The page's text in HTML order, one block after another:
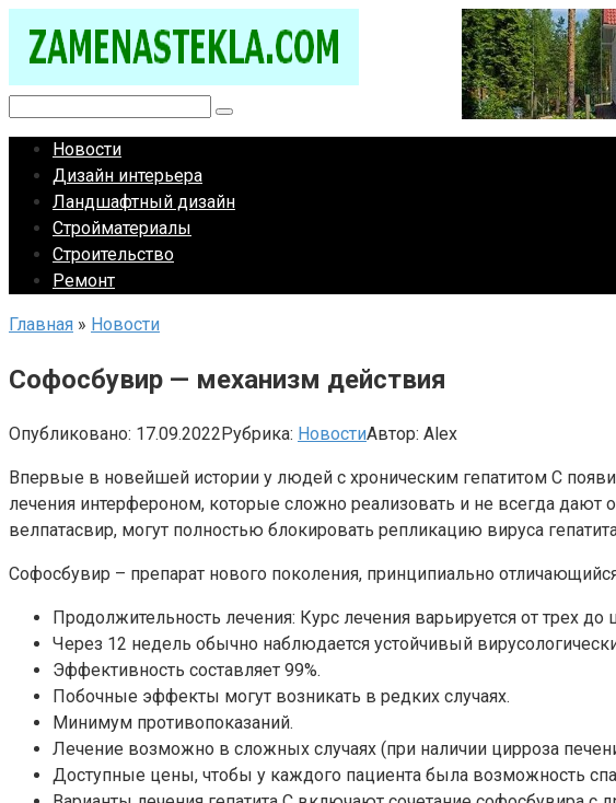
Новости
Дизайн интерьера
Ландшафтный дизайн
Стройматериалы
Строительство
Ремонт
Главная » Новости
Софосбувир — механизм действия
Опубликовано: 17.09.2022Рубрика: НовостиАвтор: Alex
Впервые в новейшей истории у людей с хроническим гепатитом С
лечения интерфероном, которые сложно реализовать и не всегда
велпатасвир, могут полностью блокировать репликацию вируса
Софосбувир – препарат нового поколения, принципиально
Продолжительность лечения: Курс лечения варьируется от трех
Через 12 недель обычно наблюдается устойчивый
Эффективность составляет 99%.
Побочные эффекты могут возникать в редких случаях.
Минимум противопоказаний.
Лечение возможно в сложных случаях (при наличии цирроза
Доступные цены, чтобы у каждого пациента была возможность